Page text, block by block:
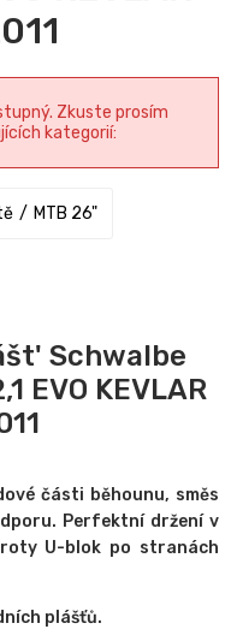
Zkuste prosím
kategorií:
MTB 26"
Schwalbe
EVO KEVLAR
části běhounu, směs
Perfektní držení v
U-blok po stranách
plášťů.